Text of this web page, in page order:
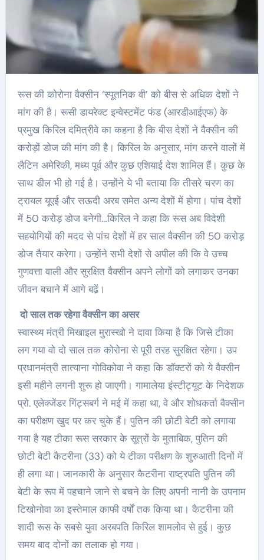
रूस की कोरोना वैक्सीन ‘स्पूतनिक वी’ को बीस से अधिक देशों ने
मांग की है। रूसी डायरेक्ट इन्वेस्टमेंट फंड (आरडीआईएफ) के
प्रमुख किरिल दमित्रीवे का कहना है कि बीस देशों ने वैक्सीन की
करोड़ों डोज की मांग की है। किरिल के अनुसार, मांग करने वालों में
लैटिन अमेरिकी, मध्य पूर्व और कुछ एशियाई देश शामिल हैं। कुछ के
साथ डील भी हो गई है। उन्होंने ये भी बताया कि तीसरे चरण का
ट्रायल यूएई और सऊदी अरब समेत अन्य देशों में होगा। पांच देशों
में 50 करोड़ डोज बनेगी…किरिल ने कहा कि रूस अब विदेशी
सहयोगियों की मदद से पांच देशों में हर साल वैक्सीन की 50 करोड़
डोज तैयार करेगा। उन्होंने सभी देशों से अपील की कि वे उच्च
गुणवत्ता वाली और सुरक्षित वैक्सीन अपने लोगों को लगाकर उनका
जीवन बचाने में आगे बढे़ं।
दो साल तक रहेगा वैक्सीन का असर
स्वास्थ्य मंत्री मिखाइल मुरास्खो ने दावा किया है कि जिसे टीका
लग गया वो दो साल तक कोरोना से पूरी तरह सुरक्षित रहेगा। उप
प्रधानमंत्री तात्याना गोविकोवा ने कहा कि डॉक्टरों को ये वैक्सीन
इसी महीने लगनी शुरू हो जाएगी। गामालेया इंस्टीट्यूट के निदेशक
प्रो. एलेक्जेंडर गिंट्सबर्ग ने मई में कहा था, वे और शोधकर्ता वैक्सीन
का परीक्षण खुद पर कर चुके हैं। पुतिन की छोटी बेटी को लगाया
गया है यह टीका रूस सरकार के सूत्रों के मुताबिक, पुतिन की
छोटी बेटी कैटरीना (33) को ये टीका परीक्षण के शुरुआती दिनों में
ही लगा था। जानकारी के अनुसार कैटरीना राष्ट्रपति पुतिन की
बेटी के रूप में पहचाने जाने से बचने के लिए अपनी नानी के उपनाम
टिखोनोवा का इस्तेमाल काफी वर्षों तक किया था। कैटरीना की
शादी रूस के सबसे युवा अरबपति किरिल शामलोव से हुई। कुछ
समय बाद दोनों का तलाक हो गया।